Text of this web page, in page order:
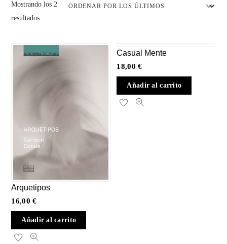
Mostrando los 2
resultadosOrdenado
los
últimos
Arquetipos
16,00€
Añadir al carrito
Casual Mente
18,00€
Añadir al carrito